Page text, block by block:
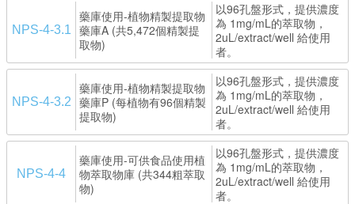
NPS-4-3.1
藥庫使用-植物精製提取物
藥庫A (共5,472個精製提
取物)
以96孔盤形式，提供濃度
為 1mg/mL的萃取物，
2uL/extract/well 給使用
者。
NPS-4-3.2
藥庫使用-植物精製提取物
藥庫P (每植物有96個精製
提取物)
以96孔盤形式，提供濃度
為 1mg/mL的萃取物，
2uL/extract/well 給使用
者。
NPS-4-4
藥庫使用-可供食品使用植
物萃取物庫 (共344粗萃取
物)
以96孔盤形式，提供濃度
為 1mg/mL的萃取物，
2uL/extract/well 給使用
者。